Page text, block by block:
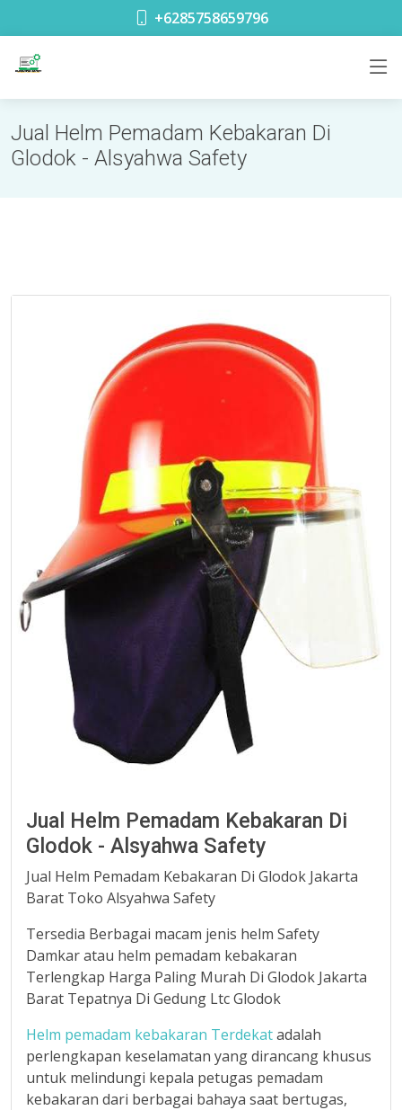
toko safety terdekat di Glodok Jakarta
+6285758659796
Jual Helm Pemadam Kebakaran Di
Glodok - Alsyahwa Safety
Jual Helm Pemadam Kebakaran Di
Glodok - Alsyahwa Safety
Jual Helm Pemadam Kebakaran Di Glodok Jakarta
Barat Toko Alsyahwa Safety
Tersedia Berbagai macam jenis helm Safety
Damkar atau helm pemadam kebakaran
Terlengkap Harga Paling Murah Di Glodok Jakarta
Barat Tepatnya Di Gedung Ltc Glodok
Helm pemadam kebakaran Terdekatadalah
perlengkapan keselamatan yang dirancang khusus
untuk melindungi kepala petugas pemadam
kebakaran dari berbagai bahaya saat bertugas,